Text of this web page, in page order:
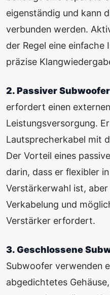
eigenständig und kann
verbunden werden.
der Regel eine einfache
präzise
2. Passiver
erfordert einen
Leistungsversorgung.
Lautsprecherkabel mit
Der Vorteil eines
darin, dass er flexibler
Verstärkerwahl ist,
Verkabelung und
Verstärker erfordert.
3. Geschlossene
Subwoofer verwenden
abgedichtetes